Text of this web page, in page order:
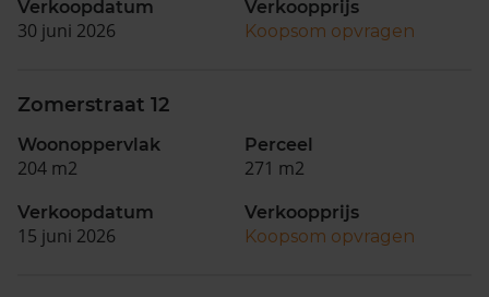
Verkoopdatum
30 juni 2026
Verkoopprijs
Koopsom opvragen
Zomerstraat 12
Woonoppervlak
204 m2
Perceel
271 m2
Verkoopdatum
15 juni 2026
Verkoopprijs
Koopsom opvragen